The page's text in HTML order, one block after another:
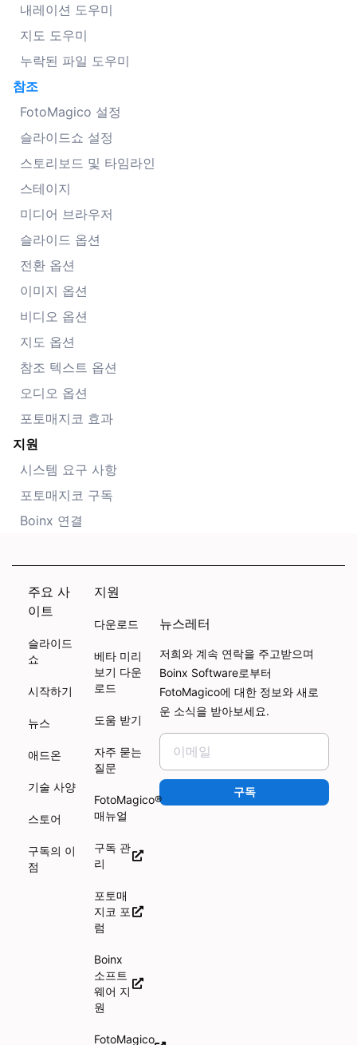
내레이션 도우미
지도 도우미
누락된 파일 도우미
참조
FotoMagico 설정
슬라이드쇼 설정
스토리보드 및 타임라인
스테이지
미디어 브라우저
슬라이드 옵션
전환 옵션
이미지 옵션
비디오 옵션
지도 옵션
참조 텍스트 옵션
오디오 옵션
포토매지코 효과
지원
시스템 요구 사항
포토매지코 구독
Boinx 연결
주요 사
이트
슬라이드
쇼
시작하기
뉴스
애드온
기술 사양
스토어
구독의 이
점
지원
다운로드
베타 미리
보기 다운
로드
도움 받기
자주 묻는
질문
FotoMagico®
매뉴얼
구독 관
리
포토매
지코 포
럼
Boinx
소프트
웨어 지
원
FotoMagico
뉴스레터
저희와 계속 연락을 주고받으며
Boinx Software로부터
FotoMagico에 대한 정보와 새로
운 소식을 받아보세요.
구독